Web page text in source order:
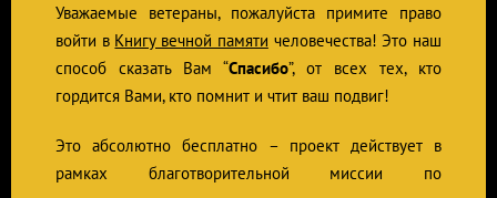
Уважаемые ветераны, пожалуйста примите право
войти в Книгу вечной памяти человечества! Это наш
способ сказать Вам “Спасибо”, от всех тех, кто
гордится Вами, кто помнит и чтит ваш подвиг!
Это абсолютно бесплатно – проект действует в
рамках благотворительной миссии по